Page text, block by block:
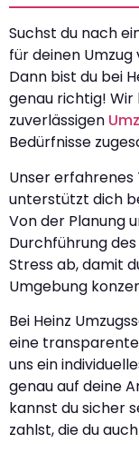
Suchst du nach
für deinen
Dann bist du bei
genau richtig!
zuverlässigen
Bedürfnisse
Unser erfahrenes
unterstützt dich
Von der Planung
Durchführung
Stress ab, damit
Umgebung
Bei Heinz
eine
uns ein
genau auf deine
kannst du sicher
zahlst, die du